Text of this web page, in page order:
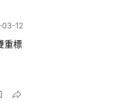
12
重標